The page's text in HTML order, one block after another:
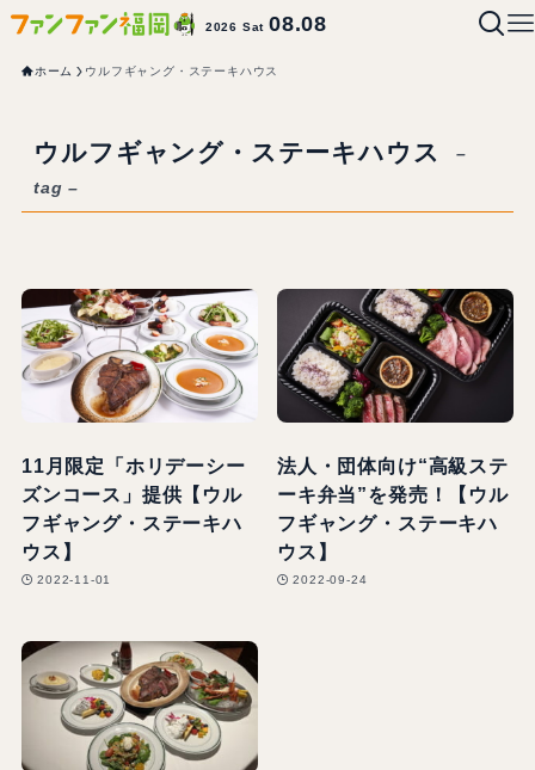
2026 Sat08.08
ホーム ウルフギャング・ステーキハウス
ウルフギャング・ステーキハウス
–
tag –
11月限定「ホリデーシー
ズンコース」提供【ウル
フギャング・ステーキハ
ウス】
2022-11-01
法人・団体向け“高級ステ
ーキ弁当”を発売！【ウル
フギャング・ステーキハ
ウス】
2022-09-24